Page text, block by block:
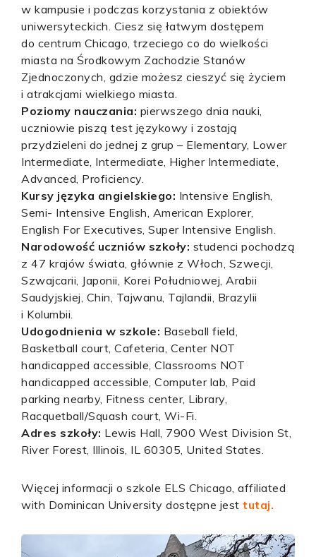
w kampusie i podczas korzystania z obiektów
uniwersyteckich. Ciesz się łatwym dostępem
do centrum Chicago, trzeciego co do wielkości
miasta na Środkowym Zachodzie Stanów
Zjednoczonych, gdzie możesz cieszyć się życiem
i atrakcjami wielkiego miasta.
Poziomy nauczania: pierwszego dnia nauki,
uczniowie piszą test językowy i zostają
przydzieleni do jednej z grup – Elementary, Lower
Intermediate, Intermediate, Higher Intermediate,
Advanced, Proficiency.
Kursy języka angielskiego: Intensive English,
Semi- Intensive English, American Explorer,
English For Executives, Super Intensive English.
Narodowość uczniów szkoły: studenci pochodzą
z 47 krajów świata, głównie z Włoch, Szwecji,
Szwajcarii, Japonii, Korei Południowej, Arabii
Saudyjskiej, Chin, Tajwanu, Tajlandii, Brazylii
i Kolumbii.
Udogodnienia w szkole: Baseball field,
Basketball court, Cafeteria, Center NOT
handicapped accessible, Classrooms NOT
handicapped accessible, Computer lab, Paid
parking nearby, Fitness center, Library,
Racquetball/Squash court, Wi-Fi.
Adres szkoły: Lewis Hall, 7900 West Division St,
River Forest, Illinois, IL 60305, United States.
Więcej informacji o szkole ELS Chicago, affiliated
with Dominican University dostępne jest tutaj.